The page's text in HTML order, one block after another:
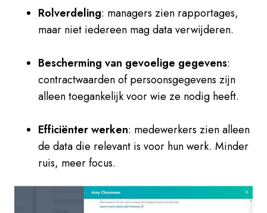
Rolverdeling: managers zien rapportages,
maar niet iedereen mag data verwijderen.
Bescherming van gevoelige gegevens:
contractwaarden of persoonsgegevens zijn
alleen toegankelijk voor wie ze nodig heeft.
Efficiënter werken: medewerkers zien alleen
de data die relevant is voor hun werk. Minder
ruis, meer focus.